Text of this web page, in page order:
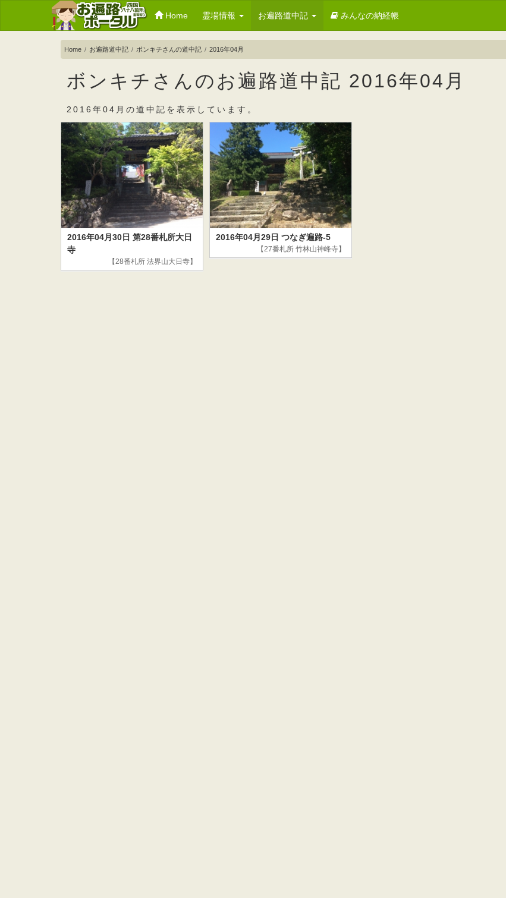
Home 霊場情報 お遍路道中記 みんなの納経帳
Home お遍路道中記 ボンキチさんの道中記 2016年04月
ボンキチさんのお遍路道中記 2016年04月
2016年04月の道中記を表示しています。
2016年04月30日 第28番札所大日
寺
【28番札所 法界山大日寺】
2016年04月29日 つなぎ遍路-5
【27番札所 竹林山神峰寺】